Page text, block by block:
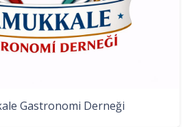
Gastronomi Derneği